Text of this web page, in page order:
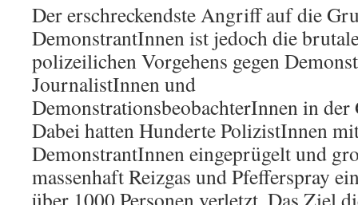
Der erschreckendste Angriff auf die
DemonstrantInnen ist jedoch die
polizeilichen Vorgehens gegen
JournalistInnen und
DemonstrationsbeobachterInnen in der
Dabei hatten Hunderte PolizistInnen
DemonstrantInnen eingeprügelt und
massenhaft Reizgas und Pfefferspray
über 1000 Personen verletzt. Das Ziel